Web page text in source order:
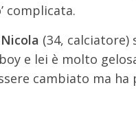
complicata.
(34, calciatore)
e lei è molto
cambiato ma ha